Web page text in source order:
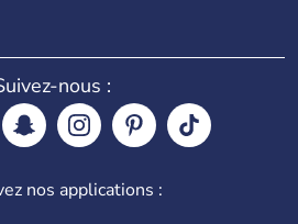
nous :
nos applications :